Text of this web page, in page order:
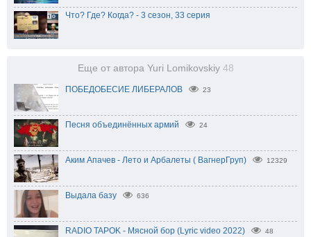
Что? Где? Когда? - 3 сезон, 33 серия
Еще от автора Yuri Lomikovskiy 48
ПОБЕДОБЕСИЕ ЛИБЕРАЛОВ 23
Песня объединённых армий 24
Аким Апачев - Лето и Арбалеты ( ВагнерГруп) 12329
Выдала базу 636
RADIO TAPOK - Мясной бор (Lyric video 2022) 48